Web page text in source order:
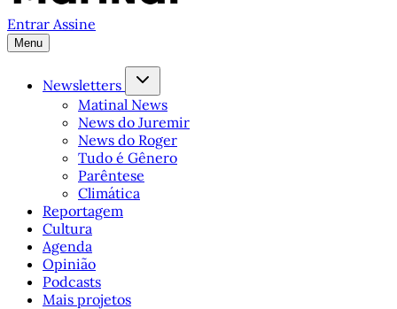
Entrar Assine
Menu
Newsletters
Matinal News
News do Juremir
News do Roger
Tudo é Gênero
Parêntese
Climática
Reportagem
Cultura
Agenda
Opinião
Podcasts
Mais projetos